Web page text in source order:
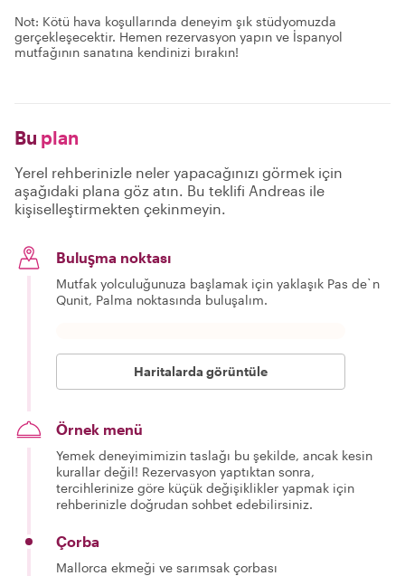
Not: Kötü hava koşullarında deneyim şık stüdyomuzda
gerçekleşecektir. Hemen rezervasyon yapın ve İspanyol
mutfağının sanatına kendinizi bırakın!
Bu plan
Yerel rehberinizle neler yapacağınızı görmek için
aşağıdaki plana göz atın. Bu teklifi Andreas ile
kişiselleştirmekten çekinmeyin.
Buluşma noktası
Mutfak yolculuğunuza başlamak için yaklaşık Pas de`n
Qunit, Palma noktasında buluşalım.
Haritalarda görüntüle
Örnek menü
Yemek deneyimimizin taslağı bu şekilde, ancak kesin
kurallar değil! Rezervasyon yaptıktan sonra,
tercihlerinize göre küçük değişiklikler yapmak için
rehberinizle doğrudan sohbet edebilirsiniz.
Çorba
Mallorca ekmeği ve sarımsak çorbası